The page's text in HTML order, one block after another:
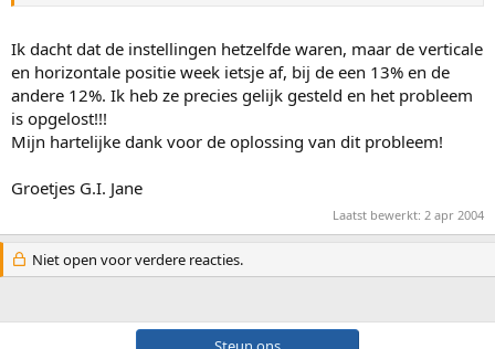
Ik dacht dat de instellingen hetzelfde waren, maar de verticale
en horizontale positie week ietsje af, bij de een 13% en de
andere 12%. Ik heb ze precies gelijk gesteld en het probleem
is opgelost!!!
Mijn hartelijke dank voor de oplossing van dit probleem!
Groetjes G.I. Jane
Laatst bewerkt: 2 apr 2004
Niet open voor verdere reacties.